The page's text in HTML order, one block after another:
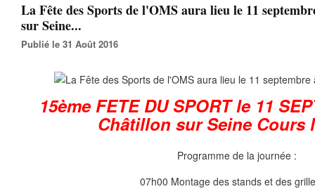
La Fête des Sports de l'OMS aura lieu le 11
sur Seine...
Publié le 31 Août 2016
15ème FETE DU SPORT le 11
Châtillon sur Seine Cours
Programme de la journée :
07h00 Montage des stands et des